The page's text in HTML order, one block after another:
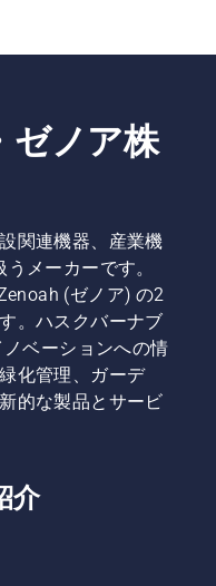
ゼノア株
関連機器、産業機
メーカーです。
(ゼノア) の2
。ハスクバーナブ
ベーションへの情
化管理、ガーデ
的な製品とサービ
介